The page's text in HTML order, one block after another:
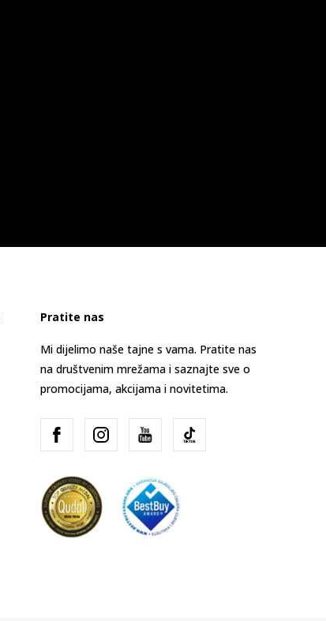
Pratite nas
Mi dijelimo naše tajne s vama. Pratite nas
na društvenim mrežama i saznajte sve o
promocijama, akcijama i novitetima.